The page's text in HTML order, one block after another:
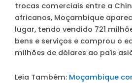
trocas comerciais entre a
africanos, Moçambique
lugar, tendo vendido 721
bens e serviços e comprou o
milhões de dólares ao país
Leia Também: Moçambique